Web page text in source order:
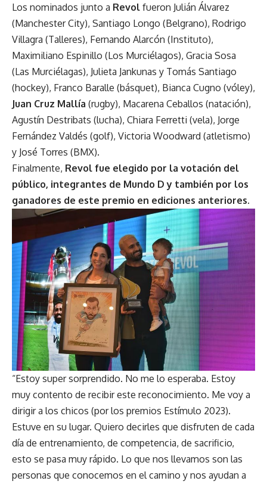
Los nominados junto a Revol fueron Julián Álvarez
(Manchester City), Santiago Longo (Belgrano), Rodrigo
Villagra (Talleres), Fernando Alarcón (Instituto),
Maximiliano Espinillo (Los Murciélagos), Gracia Sosa
(Las Murciélagas), Julieta Jankunas y Tomás Santiago
(hockey), Franco Baralle (básquet), Bianca Cugno (vóley),
Juan Cruz Mallía (rugby), Macarena Ceballos (natación),
Agustín Destribats (lucha), Chiara Ferretti (vela), Jorge
Fernández Valdés (golf), Victoria Woodward (atletismo)
y José Torres (BMX).
Finalmente, Revol fue elegido por la votación del
público, integrantes de Mundo D y también por los
ganadores de este premio en ediciones anteriores.
“Estoy super sorprendido. No me lo esperaba. Estoy
muy contento de recibir este reconocimiento. Me voy a
dirigir a los chicos (por los premios Estímulo 2023).
Estuve en su lugar. Quiero decirles que disfruten de cada
día de entrenamiento, de competencia, de sacrificio,
esto se pasa muy rápido. Lo que nos llevamos son las
personas que conocemos en el camino y nos ayudan a